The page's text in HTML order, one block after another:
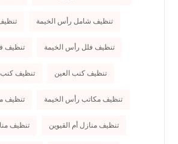
تنظيف شامل رأس الخيمة
تنظيف فلل رأس الخيمة تنظيف
تنظيف كنب العين تنظيف
تنظيف مكاتب رأس الخيمة تنظيف
تنظيف منازل أم القيوين تنظيف